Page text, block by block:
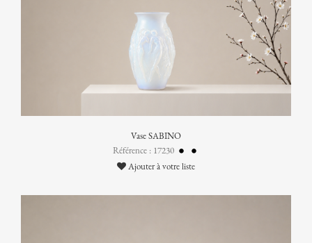
Vase SABINO
Référence : 17230
Ajouter à votre liste